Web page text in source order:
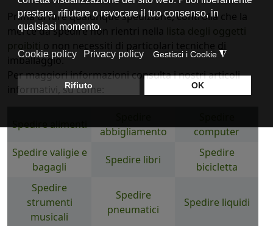
Prima di fare qualunque spedizione, controlla che la
merce da spedire non rientri nella
lista degli oggetti
proibiti o non necessiti di particolari tecniche di
imballaggio.
Per maggiori informazioni consulta i nostri articoli
informativi, su come:
Spedire alimenti
abbigliamento
computer
Spedire valigie e
bagagli
Spedire libri
Spedire
bicicletta
Spedire
strumenti
musicali
Spedire
pneumatici
Spedire liquidi